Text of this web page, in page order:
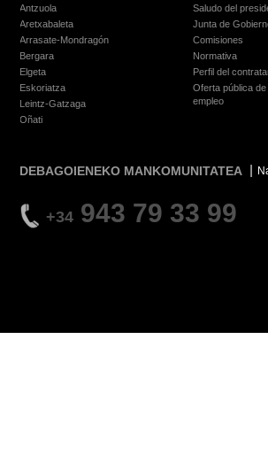
Antzuola
Aretxabaleta
Arrasate-Mondragón
Bergara
Elgeta
Eskoriatza
Leintz-Gatzaga
Oñati
Saludo del
Junta de
Comisiones
Normativa
Perfil del
Oferta pública de
empleo
DEBAGOIENEKO MANKOMUNITATEA
+34 943 79 33 99